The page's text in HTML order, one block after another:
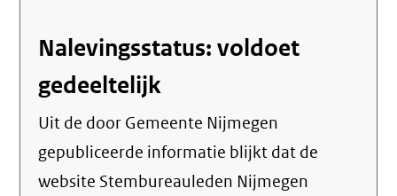
Nalevingsstatus: voldoet
gedeeltelijk
Uit de door Gemeente Nijmegen
gepubliceerde informatie blijkt dat de
website Stembureauleden Nijmegen